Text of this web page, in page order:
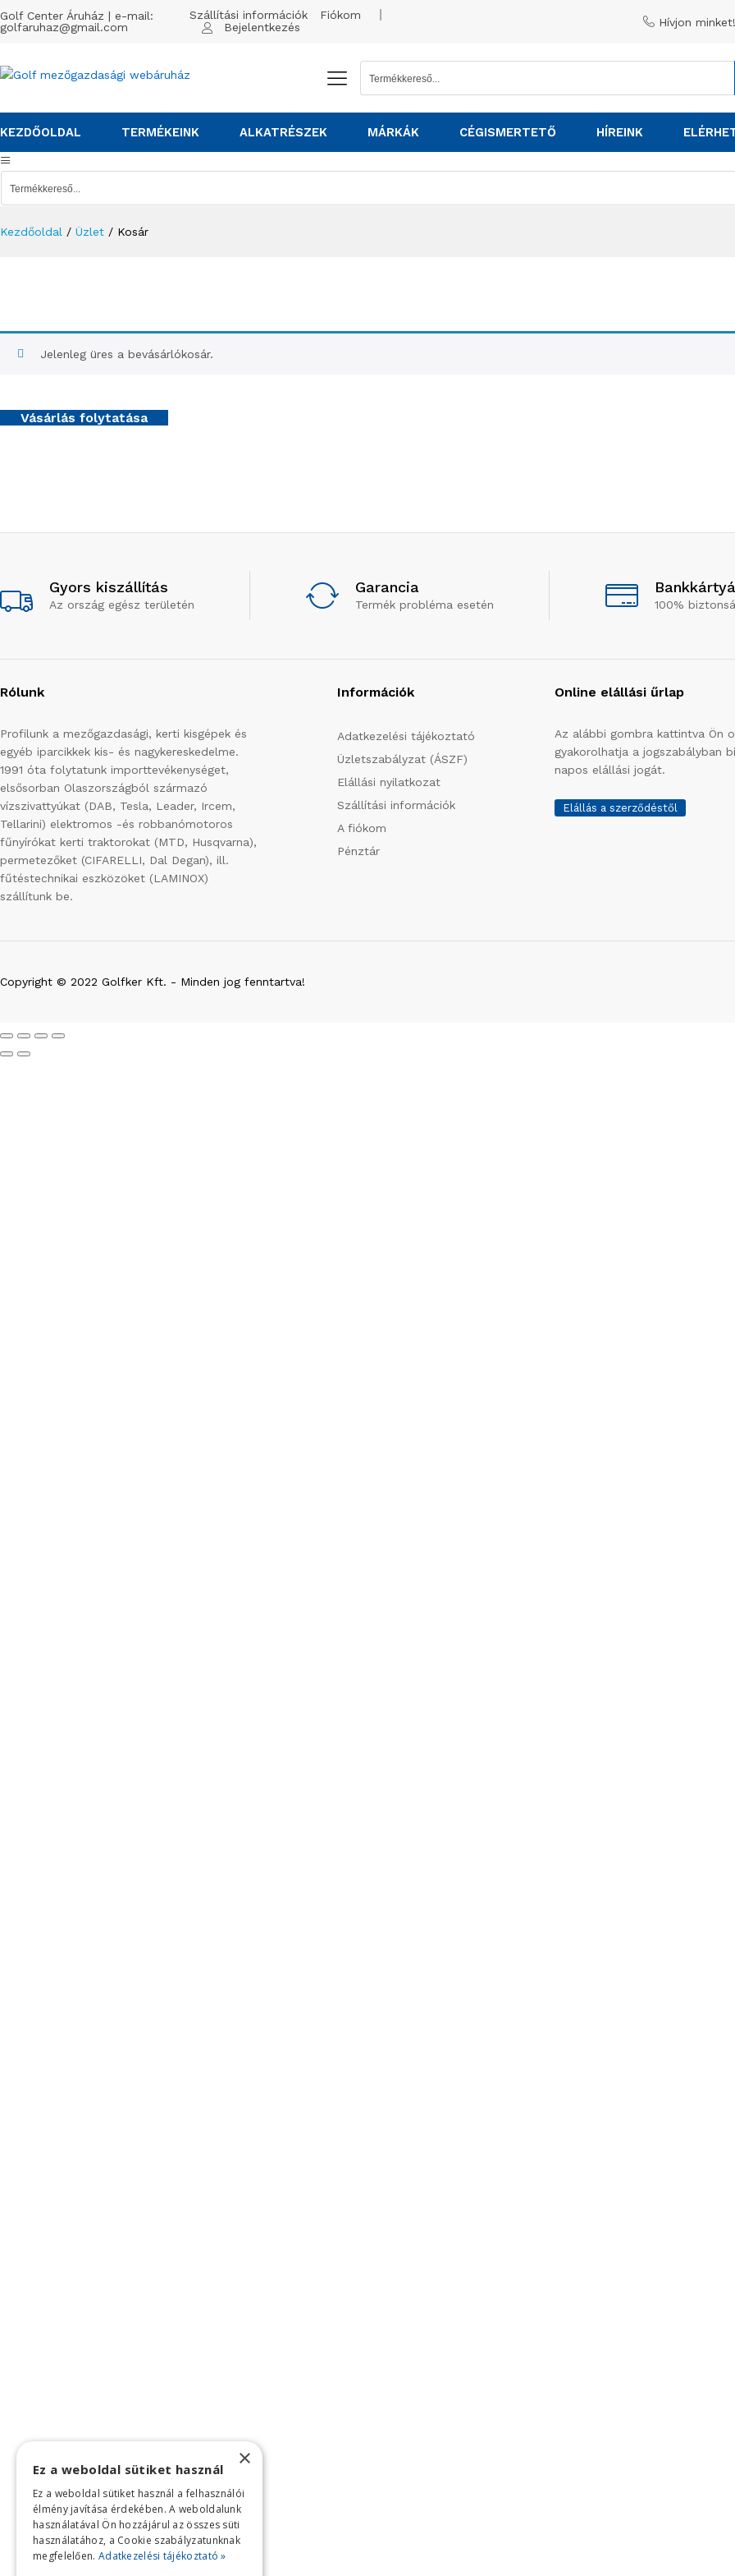
Golf Center Áruház | e-mail:
golfaruhaz@gmail.com
Szállítási információk
Fiókom
Bejelentkezés
Hívjon minket!
KEZDŐOLDAL TERMÉKEINK ALKATRÉSZEK MÁRKÁK CÉGISMERTETŐ HÍREINK
Kezdőoldal / Üzlet / Kosár
Jelenleg üres a bevásárlókosár.
Vásárlás folytatása
Gyors kiszállítás
Az ország egész területén
Garancia
Termék probléma esetén 100%
Rólunk
Profilunk a mezőgazdasági, kerti kisgépek és
egyéb iparcikkek kis- és nagykereskedelme.
1991 óta folytatunk importtevékenységet,
elsősorban Olaszországból származó
vízszivattyúkat (DAB, Tesla, Leader, Ircem,
Tellarini) elektromos -és robbanómotoros
fűnyírókat kerti traktorokat (MTD, Husqvarna),
permetezőket (CIFARELLI, Dal Degan), ill.
fűtéstechnikai eszközöket (LAMINOX)
szállítunk be.
Információk
Adatkezelési tájékoztató
Üzletszabályzat (ÁSZF)
Elállási nyilatkozat
Szállítási információk
A fiókom
Pénztár
Online elállási űrlap
Az alábbi gombra kattintva Ön
gyakorolhatja a jogszabályban
napos elállási jogát.
Elállás a szerződéstől
Copyright © 2022 Golfker Kft. - Minden jog fenntartva!
×
Ez a weboldal sütiket használ
Ez a weboldal sütiket használ a felhasználói
élmény javítása érdekében. A weboldalunk
használatával Ön hozzájárul az összes süti
használatához, a Cookie szabályzatunknak
megfelelően. Adatkezelési tájékoztató »